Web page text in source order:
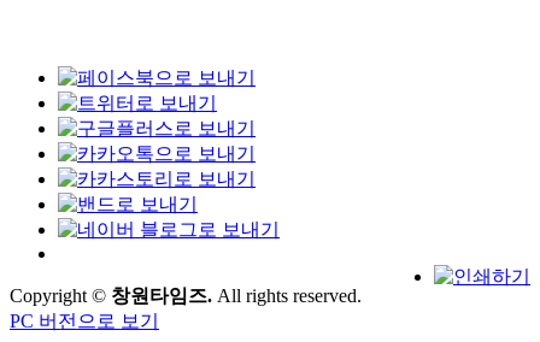
Copyright © 창원타임즈. All rights reserved.
PC 버전으로 보기